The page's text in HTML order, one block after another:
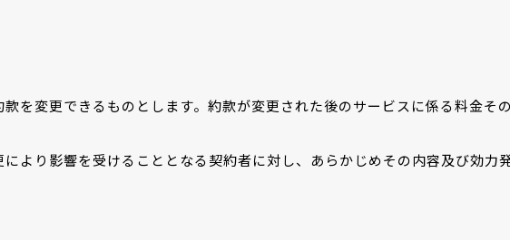
を変更できるものとします。約款が変更された後のサービスに係る料金そ
より影響を受けることとなる契約者に対し、あらかじめその内容及び効力